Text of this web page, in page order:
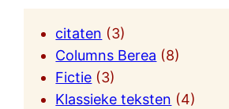
citaten (3)
Columns Berea (8)
Fictie (3)
Klassieke teksten (4)